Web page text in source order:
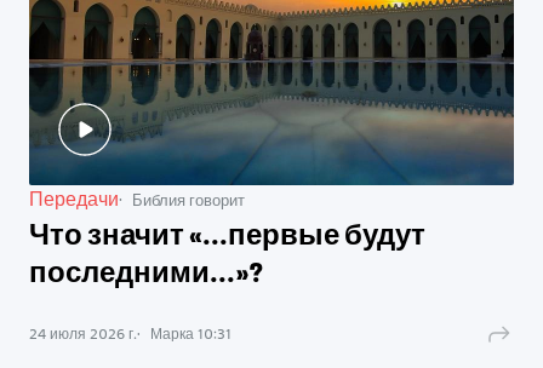
Передачи Библия говорит
Что значит «...первые будут
последними...»?
24 июля 2026 г. Марка 10:31